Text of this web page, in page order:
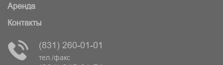
Аренда
Контакты
(831) 260-01-01
тел./факс